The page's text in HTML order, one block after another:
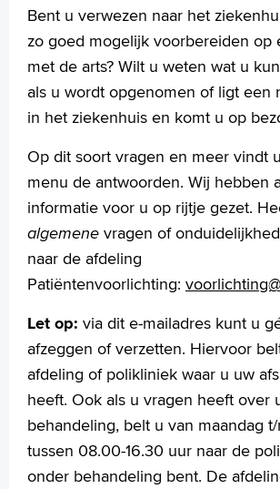
Patiëntenpanel
Pers
Rechten en plichten
Service en diensten
Sluiting
Wijzigingen doorgeven
Zorgkosten en
Praktische informatie
Specialismen
Werken en leren
Medewerkers
Contact
MijnASz
Bent u verwezen naar het
zo goed mogelijk voorbereiden op
met de arts? Wilt u weten wat u
als u wordt opgenomen of ligt een
in het ziekenhuis en komt u op
Op dit soort vragen en meer vindt
menu de antwoorden. Wij hebben
informatie voor u op rijtje gezet.
algemene vragen of
naar de afdeling
Patiëntenvoorlichting:
Let op: via dit e-mailadres kunt u
afzeggen of verzetten. Hiervoor
afdeling of polikliniek waar u uw
heeft. Ook als u vragen heeft over
behandeling, belt u van maandag
tussen 08.00-16.30 uur naar de
onder behandeling bent. De